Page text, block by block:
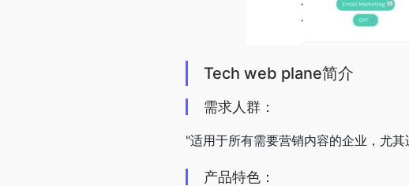
Tech web plane简介
需求人群：
"适用于所有需要营销内容的企业，尤
产品特色：